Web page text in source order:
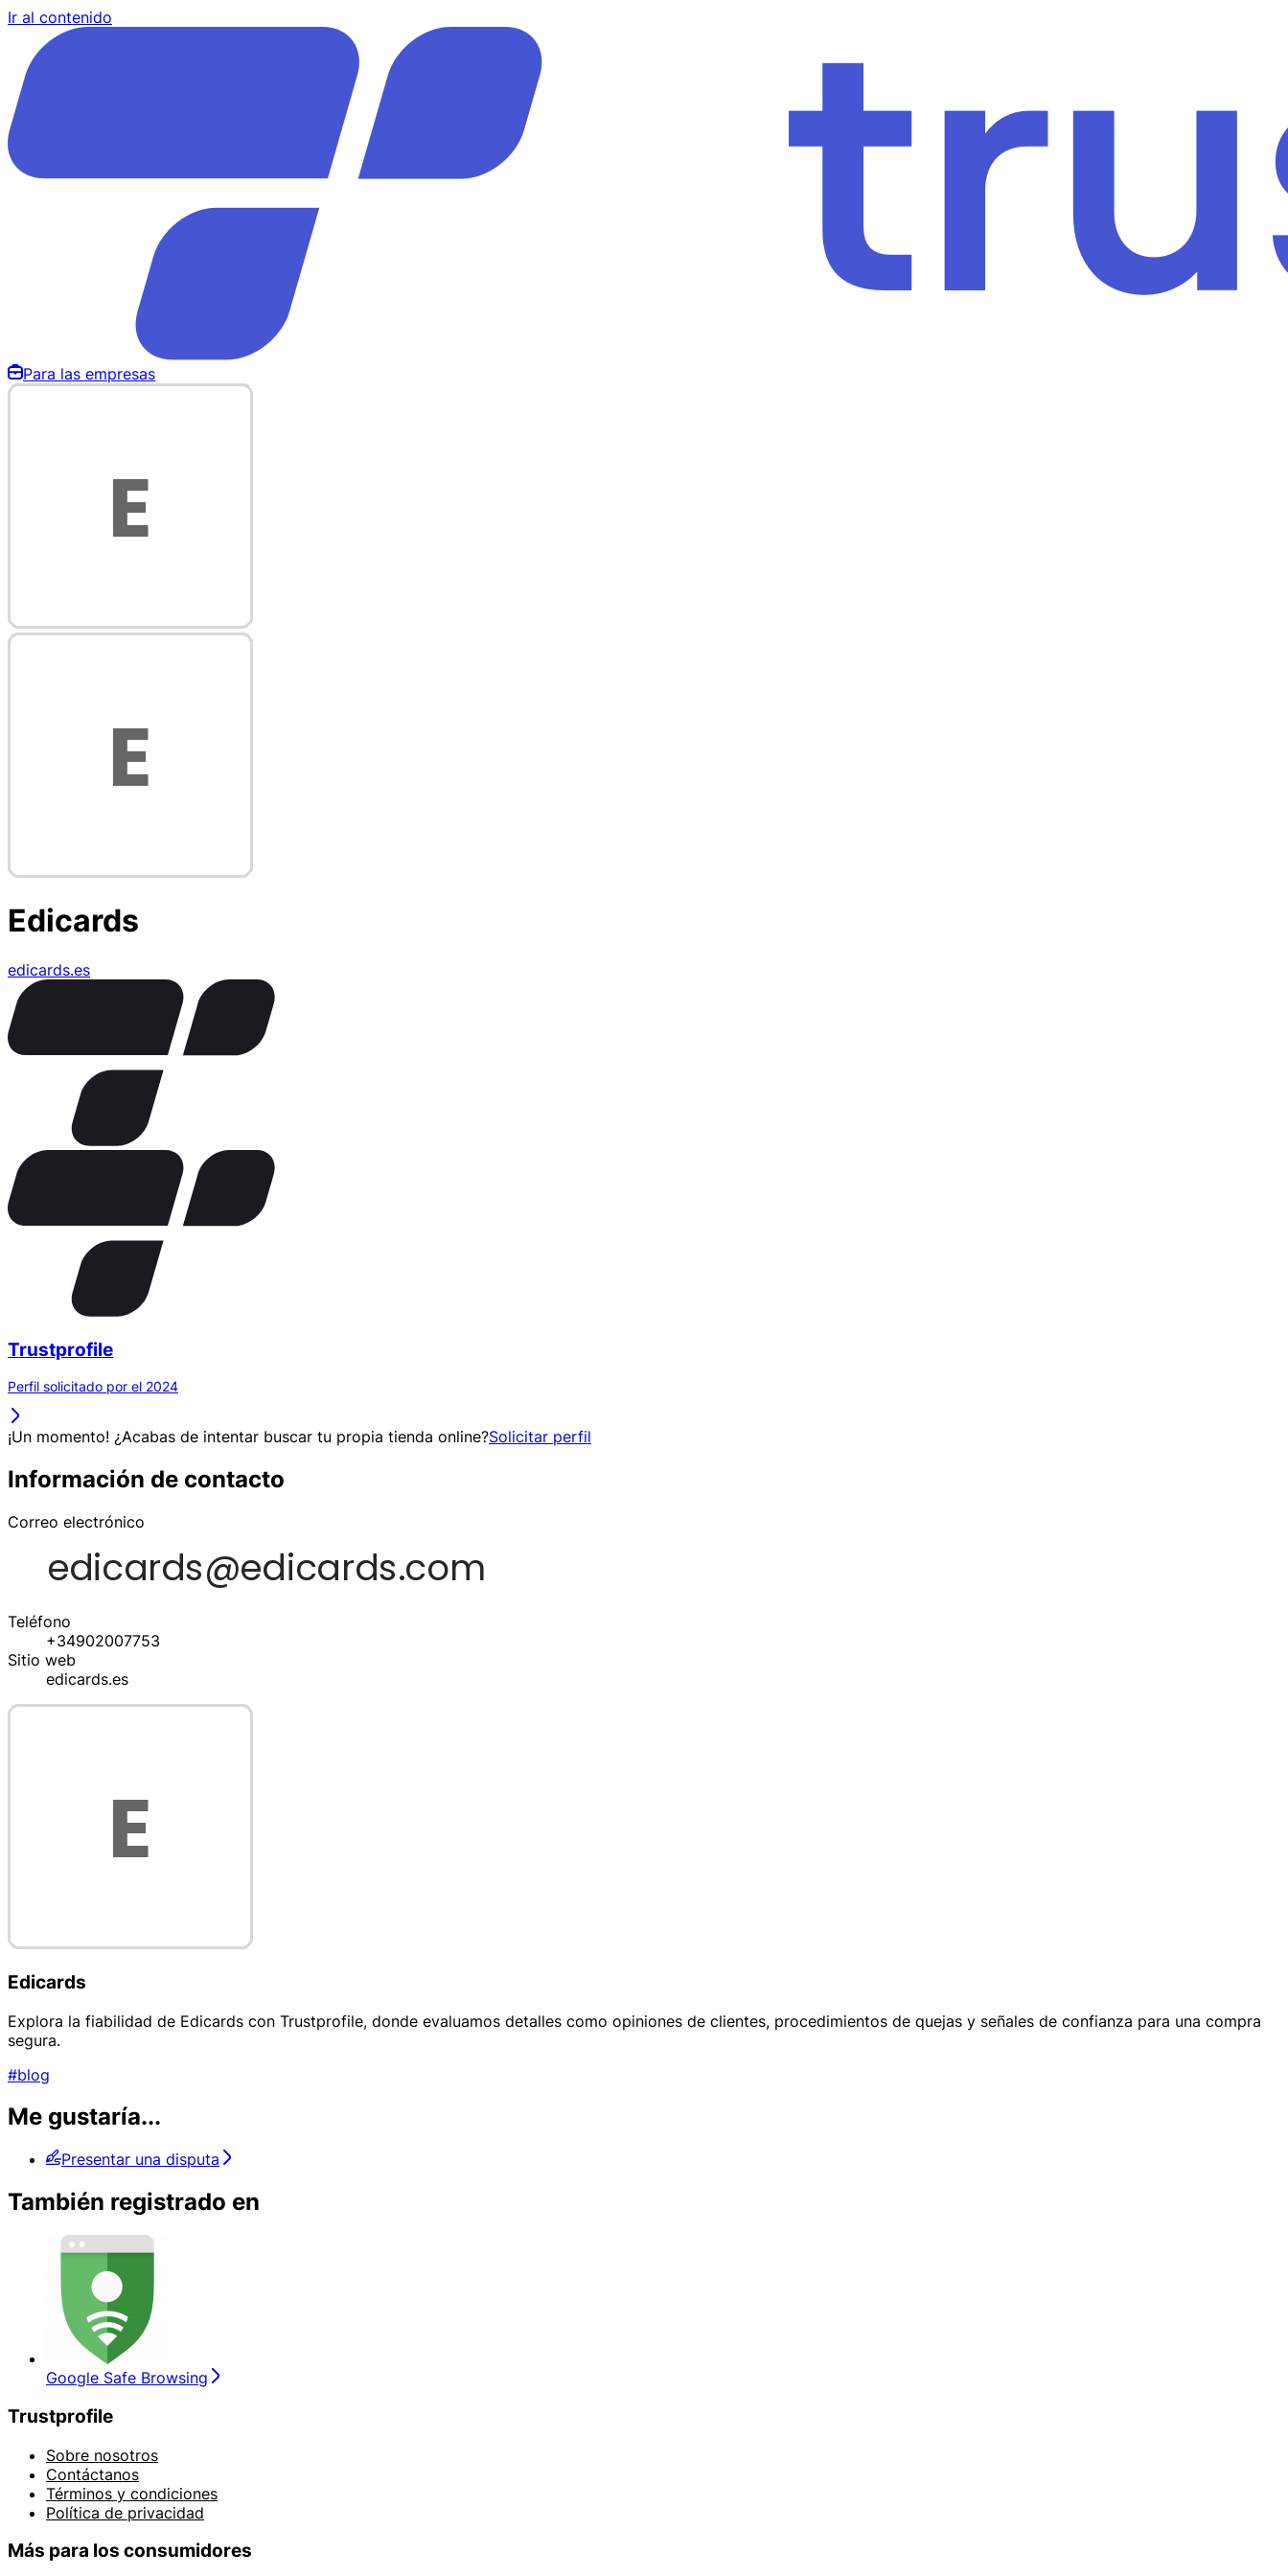
Ir al contenido
Para las empresas
Edicards
edicards.es
Trustprofile
Perfil solicitado por el 2024
¡Un momento! ¿Acabas de intentar buscar tu propia tienda online?Solicitar perfil
Información de contacto
Correo electrónico
Teléfono
+34902007753
Sitio web
edicards.es
Edicards
Explora la fiabilidad de Edicards con Trustprofile, donde evaluamos detalles como opiniones de clientes, procedimientos de quejas y señales de confianza para una compra
segura.
#blog
Me gustaría...
Presentar una disputa
También registrado en
Google Safe Browsing
Trustprofile
Sobre nosotros
Contáctanos
Términos y condiciones
Política de privacidad
Más para los consumidores